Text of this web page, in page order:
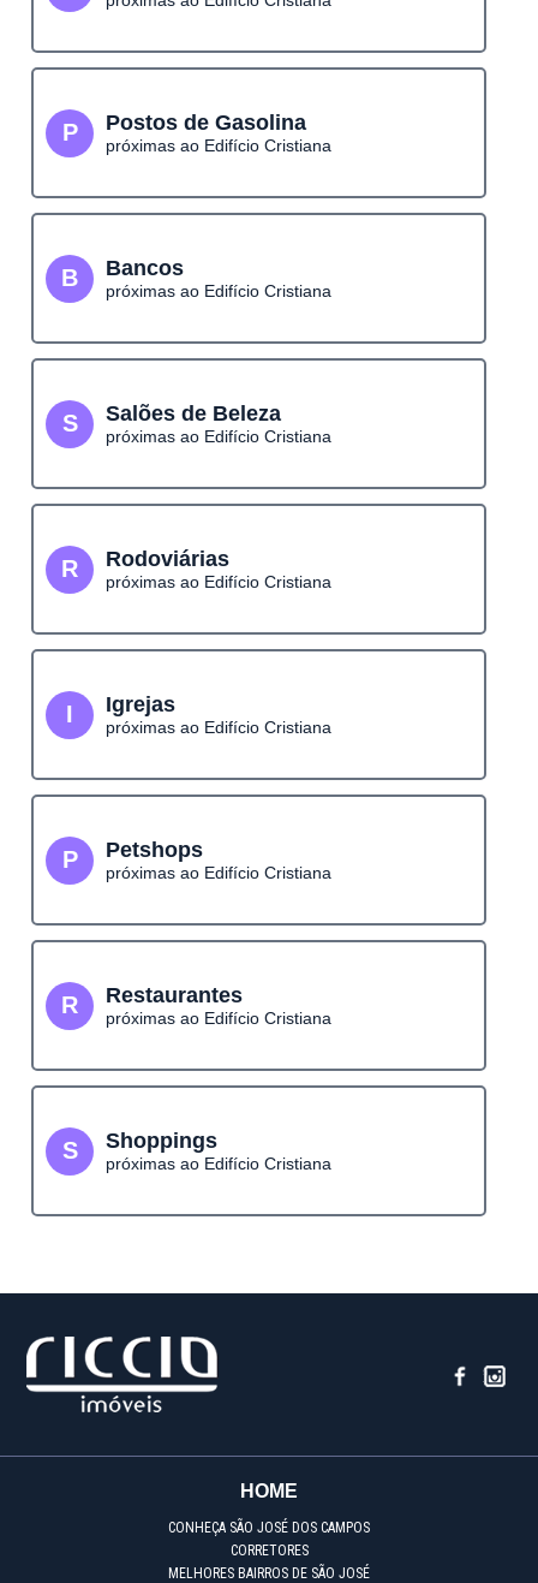
P Postos de Gasolina
próximas ao Edifício Cristiana
B Bancos
próximas ao Edifício Cristiana
S Salões de Beleza
próximas ao Edifício Cristiana
R Rodoviárias
próximas ao Edifício Cristiana
I Igrejas
próximas ao Edifício Cristiana
P Petshops
próximas ao Edifício Cristiana
R Restaurantes
próximas ao Edifício Cristiana
S Shoppings
próximas ao Edifício Cristiana
HOME
CONHEÇA SÃO JOSÉ DOS CAMPOS
CORRETORES
MELHORES BAIRROS DE SÃO JOSÉ